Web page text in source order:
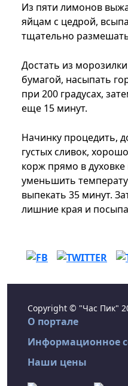
Из пяти лимонов
яйцам с цедрой,
тщательно
Достать из
бумагой, насыпать
при 200 градусах,
еще 15 минут.
Начинку процедить,
густых сливок,
корж прямо в
уменьшить
выпекать 35 минут.
лишние края и
Copyright © "Час Пик"
О портале
Информационное
Наши цены